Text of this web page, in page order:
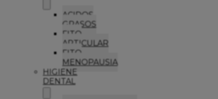
ACIDOS
GRASOS
FITO
ARTICULAR
FITO
MENOPAUSIA
HIGIENE
DENTAL